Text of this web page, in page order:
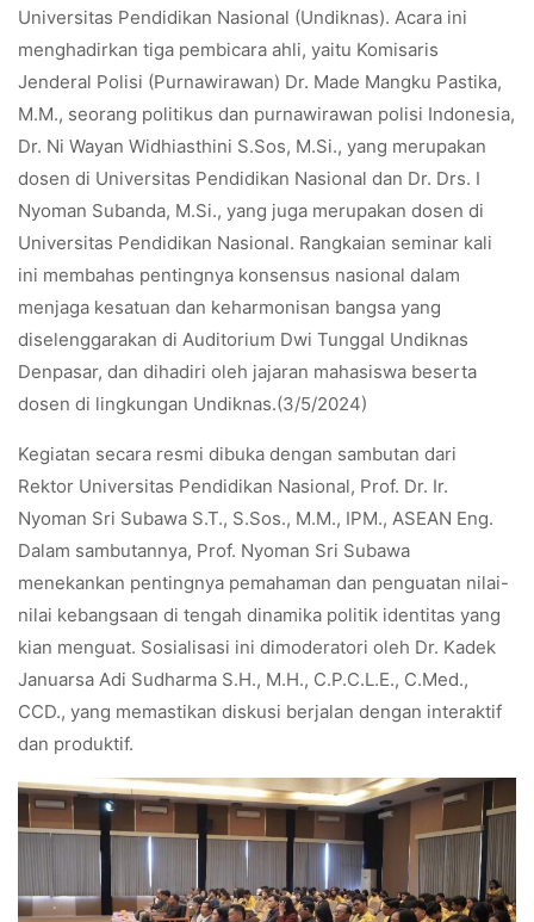
Universitas Pendidikan Nasional (Undiknas). Acara ini
menghadirkan tiga pembicara ahli, yaitu Komisaris
Jenderal Polisi (Purnawirawan) Dr. Made Mangku Pastika,
M.M., seorang politikus dan purnawirawan polisi Indonesia,
Dr. Ni Wayan Widhiasthini S.Sos, M.Si., yang merupakan
dosen di Universitas Pendidikan Nasional dan Dr. Drs. I
Nyoman Subanda, M.Si., yang juga merupakan dosen di
Universitas Pendidikan Nasional. Rangkaian seminar kali
ini membahas pentingnya konsensus nasional dalam
menjaga kesatuan dan keharmonisan bangsa yang
diselenggarakan di Auditorium Dwi Tunggal Undiknas
Denpasar, dan dihadiri oleh jajaran mahasiswa beserta
dosen di lingkungan Undiknas.(3/5/2024)
Kegiatan secara resmi dibuka dengan sambutan dari
Rektor Universitas Pendidikan Nasional, Prof. Dr. Ir.
Nyoman Sri Subawa S.T., S.Sos., M.M., IPM., ASEAN Eng.
Dalam sambutannya, Prof. Nyoman Sri Subawa
menekankan pentingnya pemahaman dan penguatan nilai-
nilai kebangsaan di tengah dinamika politik identitas yang
kian menguat. Sosialisasi ini dimoderatori oleh Dr. Kadek
Januarsa Adi Sudharma S.H., M.H., C.P.C.L.E., C.Med.,
CCD., yang memastikan diskusi berjalan dengan interaktif
dan produktif.